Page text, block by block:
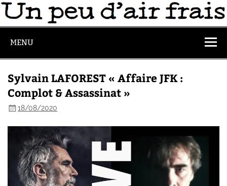
MENU
Sylvain LAFOREST « Affaire JFK :
Complot & Assassinat »
18/08/2020